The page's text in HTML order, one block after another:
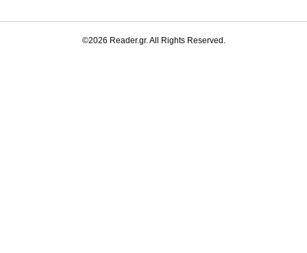
©2026 Reader.gr. All Rights Reserved.